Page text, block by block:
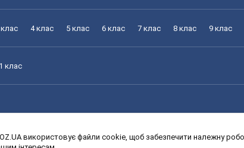
клас 4 клас 5 клас 6 клас 7 клас 8 клас 9 клас
клас
4 клас 5 клас 6 клас 7 клас 8 клас 9 клас
використовує файли cookie, щоб забезпечити належну